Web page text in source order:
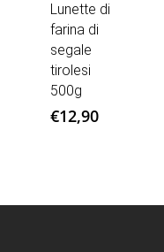
Lunette di
farina di
segale
tirolesi
500g
€12,90